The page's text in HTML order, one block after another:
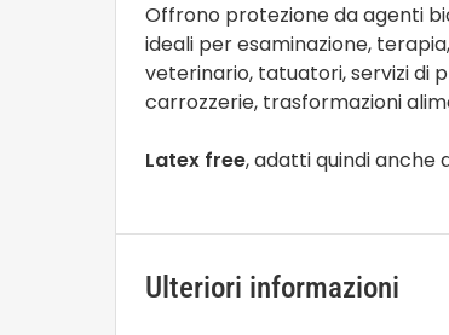
Offrono protezione da agenti
ideali per esaminazione,
veterinario, tatuatori, servizi di
carrozzerie, trasformazioni
Latex free, adatti quindi anche
Ulteriori informazioni